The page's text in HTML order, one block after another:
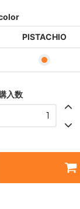
PISTACHIO
入数